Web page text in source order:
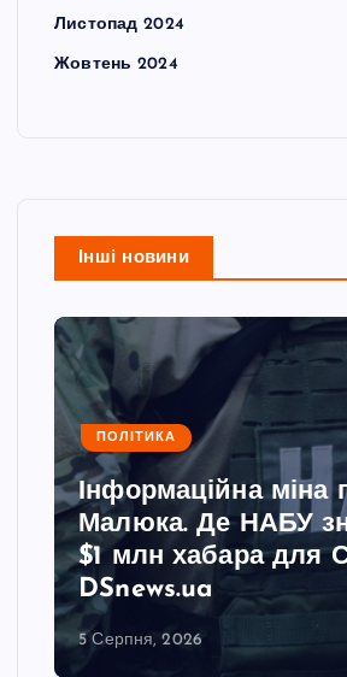
Листопад 2024
Жовтень 2024
Інші новини
ПОЛІТИКА
Інформаційна міна
Малюка. Де НАБУ
$1 млн хабара для
DSnews.ua
5 Серпня, 2026